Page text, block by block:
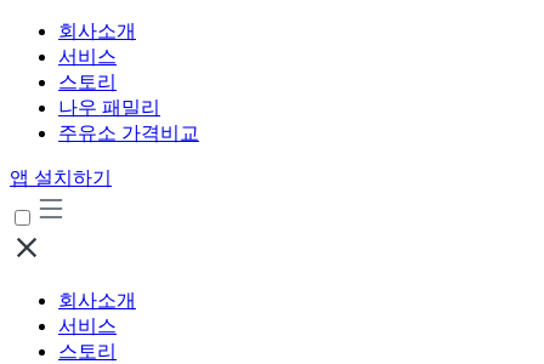
회사소개
서비스
스토리
나우 패밀리
주유소 가격비교
앱 설치하기
회사소개
서비스
스토리